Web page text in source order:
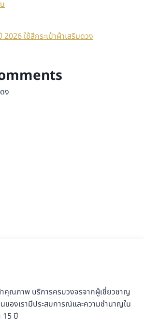
ใช้สีกระเป๋าผ้าเสริมดวง
ง
าคุณภาพ บริการครบวงจรจากผู้เชี่ยวชาญ
นของเรามีประสบการณ์และความชำนาญใน
15 ปี